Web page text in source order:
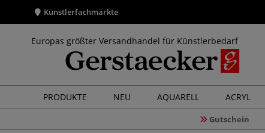
Künstlerfachmärkte
Europas größter Versandhandel für Künstlerbedarf
PRODUKTE NEU AQUARELL ACRYL
Gutschein